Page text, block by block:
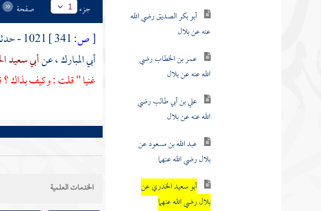
أبو بكر الصديق رضي الله
عنه عن بلال
عمر بن الخطاب رضي
الله عنه عن بلال
علي بن أبي طالب رضي
الله عنه عن بلال
عبد الله بن مسعود عن
بلال رضي الله عنهما
أبو سعيد الخدري عن
بلال رضي الله عنهما
جزء 1 صفحة
[ص: 1021 - حدثنا
أبي المبارك، عنأبي سعيد
غنيا " قلت : وكيف بذاك
الخدمات العلمية